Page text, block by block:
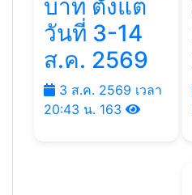
บาท ตั้งแต่
วันที่ 3-14
ส.ค. 2569
3 ส.ค. 2569 เวลา
20:43 น. 163